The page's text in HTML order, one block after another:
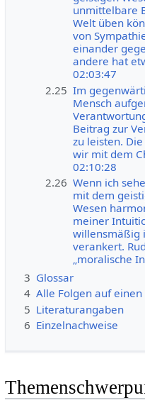
unmittelbare
Welt üben
von
einander
andere hat
02:03:47
2.25 Im
Mensch
Beitrag zur
zu leisten.
wir mit dem
02:10:28
2.26 Wenn ich
mit dem
Wesen
meiner
willensmäßig
verankert.
„moralische
3 Glossar
4 Alle Folgen auf einen
5 Literaturangaben
6 Einzelnachweise